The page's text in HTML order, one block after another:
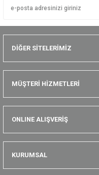
DİĞER SİTELERİMİZ
MÜŞTERİ HİZMETLERİ
ONLINE ALIŞVERİŞ
KURUMSAL